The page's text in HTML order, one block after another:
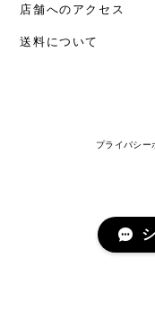
店舗へのアクセス
送料について
プライバシー